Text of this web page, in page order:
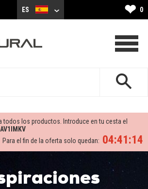
ES ❤ 0
todos los productos. Introduce en tu cesta el
AV1IMKV
04:41:13
Para el fin de la oferta solo quedan: